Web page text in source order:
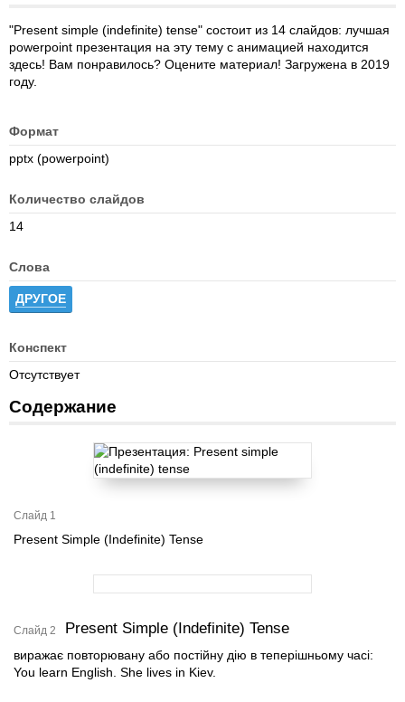
"Present simple (indefinite) tense" состоит из 14 слайдов: лучшая
powerpoint презентация на эту тему с анимацией находится
здесь! Вам понравилось? Оцените материал! Загружена в 2019
году.
Формат
pptx (powerpoint)
Количество слайдов
14
Слова
ДРУГОЕ
Конспект
Отсутствует
Содержание
Слайд 1
Present Simple (Indefinite) Tense
Слайд 2 Present Simple (Indefinite) Tense
виражає повторювану або постійну дію в теперішньому часі:
You learn English. She lives in Kiev.